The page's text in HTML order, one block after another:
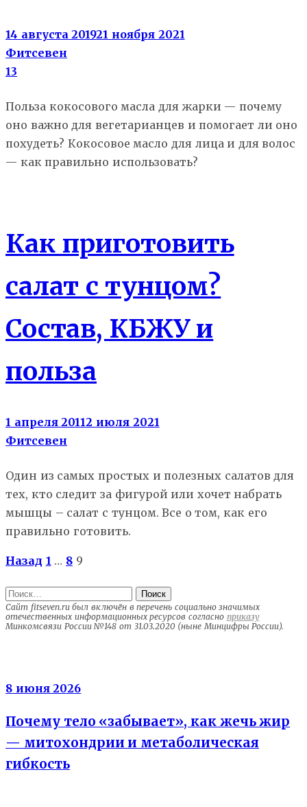
14 августа 201921 ноября 2021
Фитсевен
13
Польза кокосового масла для жарки — почему
оно важно для вегетарианцев и помогает ли оно
похудеть? Кокосовое масло для лица и для волос
— как правильно использовать?
Как приготовить
салат с тунцом?
Состав, КБЖУ и
польза
1 апреля 20112 июля 2021
Фитсевен
Один из самых простых и полезных салатов для
тех, кто следит за фигурой или хочет набрать
мышцы – салат с тунцом. Все о том, как его
правильно готовить.
Пагинация
записей
Назад 1 … 8 9
Найти:
Сайт fitseven.ru был включён в перечень социально значимых
отечественных информационных ресурсов согласно приказу
Минкомсвязи России №148 от 31.03.2020 (ныне Минцифры России).
8 июня 2026
Почему тело «забывает», как жечь жир
— митохондрии и метаболическая
гибкость